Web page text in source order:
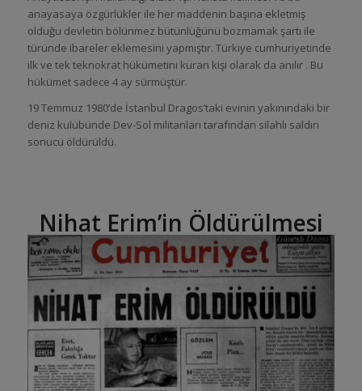
anayasaya özgürlükler ile her maddenin başına ekletmiş
olduğu devletin bölünmez bütünlüğünü bozmamak şartı ile
türünde ibareler eklemesini yapmıştır. Türkiye cumhuriyetinde
ilk ve tek teknokrat hükümetini kuran kişi olarak da anılır . Bu
hükümet sadece 4 ay sürmüştür.
19 Temmuz 1980’de İstanbul Dragos’taki evinin yakınındaki bir
deniz kulübünde Dev-Sol militanları tarafından silahlı saldırı
sonucu öldürüldü.
Nihat Erim’in Öldürülmesi